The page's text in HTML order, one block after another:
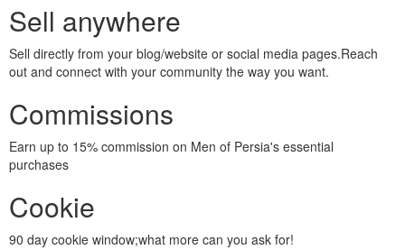
Sell anywhere
Sell directly from your blog/website or social media pages.Reach
out and connect with your community the way you want.
Commissions
Earn up to 15% commission on Men of Persia's essential
purchases
Cookie
90 day cookie window;what more can you ask for!